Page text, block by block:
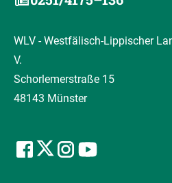
WLV - Westfälisch-Lippischer
V.
Schorlemerstraße 15
48143 Münster